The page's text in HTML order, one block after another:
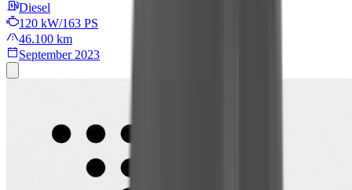
Diesel
120 kW/163 PS
46.100 km
September 2023